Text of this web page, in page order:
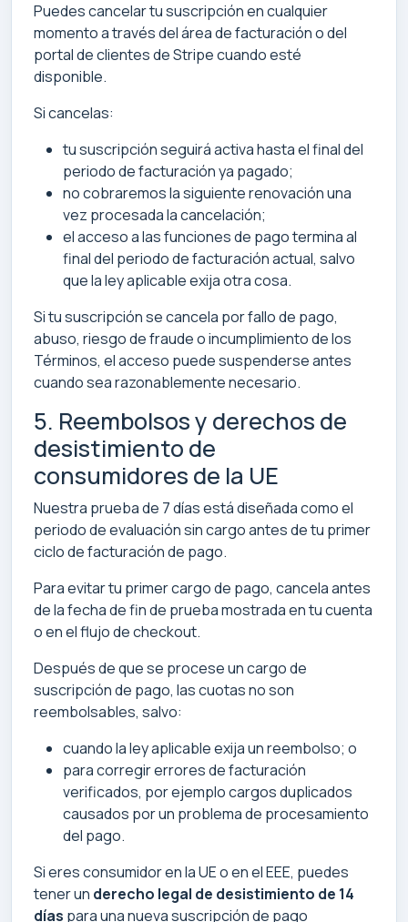
Puedes cancelar tu suscripción en cualquier
momento a través del área de facturación o del
portal de clientes de Stripe cuando esté
disponible.
Si cancelas:
tu suscripción seguirá activa hasta el final del
periodo de facturación ya pagado;
no cobraremos la siguiente renovación una
vez procesada la cancelación;
el acceso a las funciones de pago termina al
final del periodo de facturación actual, salvo
que la ley aplicable exija otra cosa.
Si tu suscripción se cancela por fallo de pago,
abuso, riesgo de fraude o incumplimiento de los
Términos, el acceso puede suspenderse antes
cuando sea razonablemente necesario.
5. Reembolsos y derechos de
desistimiento de
consumidores de la UE
Nuestra prueba de 7 días está diseñada como el
periodo de evaluación sin cargo antes de tu primer
ciclo de facturación de pago.
Para evitar tu primer cargo de pago, cancela antes
de la fecha de fin de prueba mostrada en tu cuenta
o en el flujo de checkout.
Después de que se procese un cargo de
suscripción de pago, las cuotas no son
reembolsables, salvo:
cuando la ley aplicable exija un reembolso; o
para corregir errores de facturación
verificados, por ejemplo cargos duplicados
causados por un problema de procesamiento
del pago.
Si eres consumidor en la UE o en el EEE, puedes
tener un derecho legal de desistimiento de 14
días para una nueva suscripción de pago